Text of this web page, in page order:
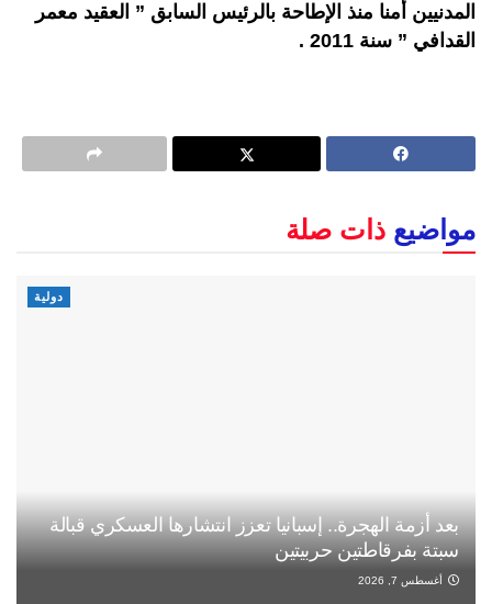
المدنيين أمنا منذ الإطاحة بالرئيس السابق ” العقيد معمر
القدافي ” سنة 2011 .
مواضيع ذات صلة
دولية
بعد أزمة الهجرة.. إسبانيا تعزز انتشارها العسكري قبالة
سبتة بفرقاطتين حربيتين
أغسطس 7, 2026